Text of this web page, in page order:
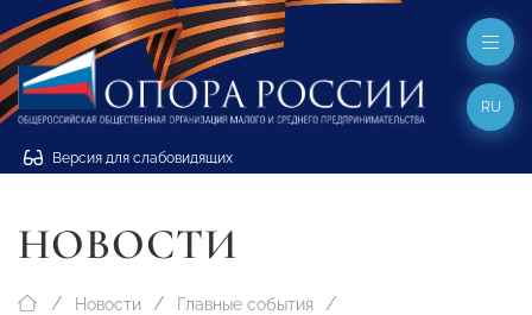
Версия для слабовидящих
RU
НОВОСТИ
Новости Главные события